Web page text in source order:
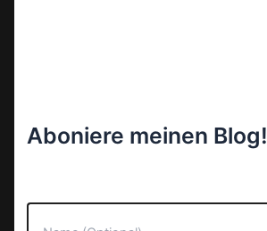
Aboniere meinen Blog!